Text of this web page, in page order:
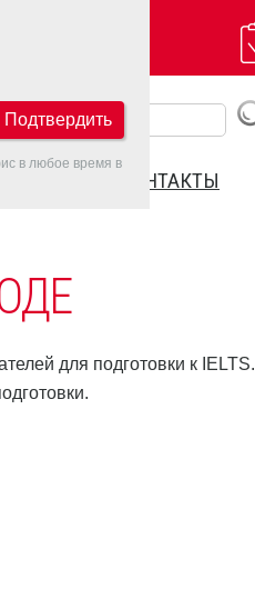
2022 КОНТАКТЫ
для подготовки к IELTS.
Подтвердить
в любое время в